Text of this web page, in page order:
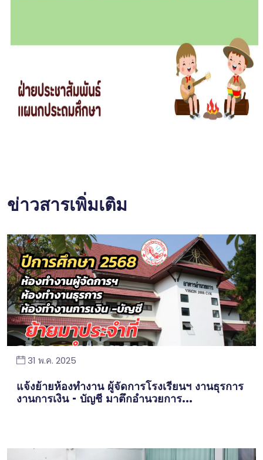
ข่าวสารเพิ่มเติม
31 พ.ค. 2025
แจ้งย้ายห้องทำงาน ผู้จัดการโรงเรียนฯ งานธุรการ
งานการเงิน - บัญชี มาตึกอำนวยการ...